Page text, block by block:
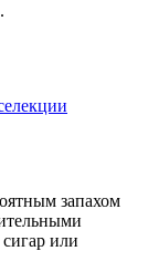
запахом
или